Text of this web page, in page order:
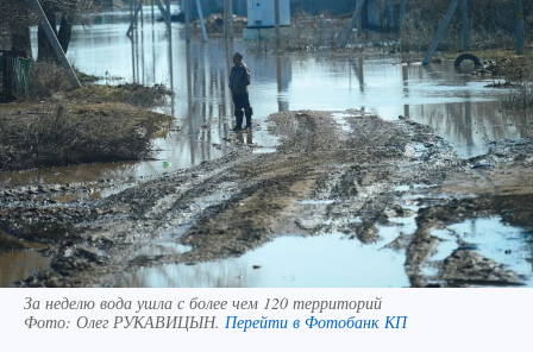
За неделю вода ушла с более чем 120 территорий
Фото: Олег РУКАВИЦЫН. Перейти в Фотобанк КП